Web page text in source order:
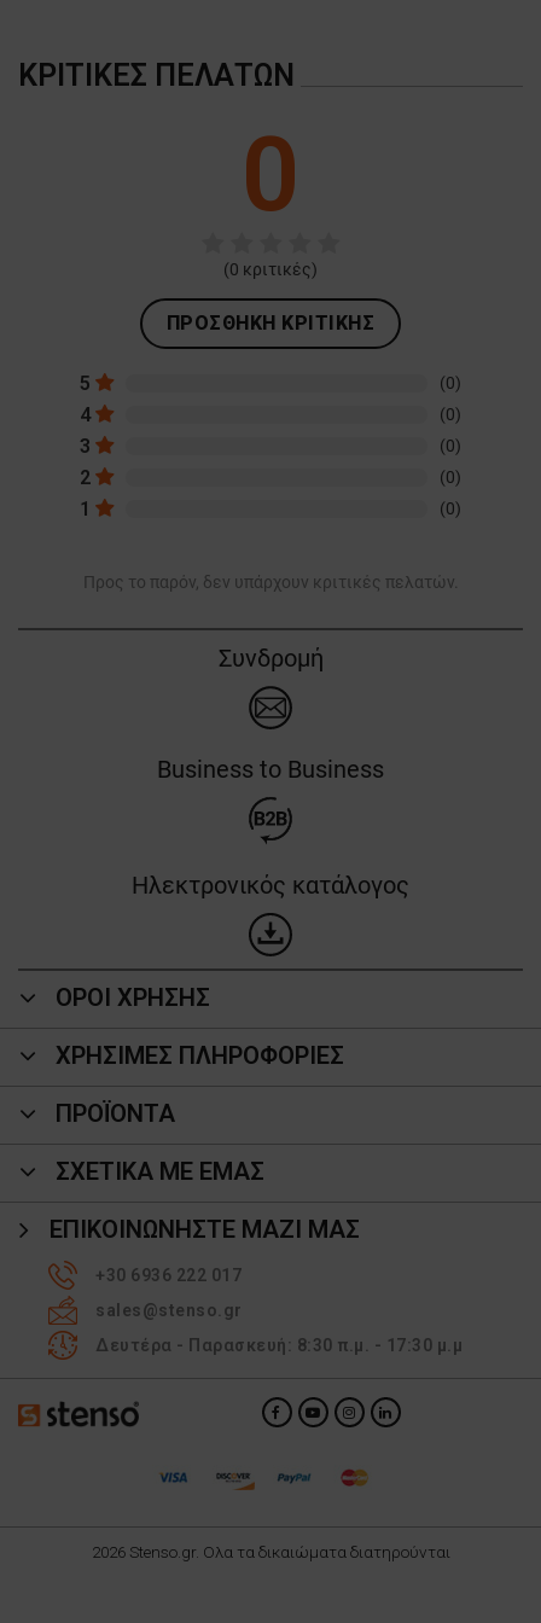
ΚΡΙΤΙΚΈΣ ΠΕΛΑΤΏΝ
0
(0 κριτικές)
ΠΡΟΣΘΉΚΗ ΚΡΙΤΙΚΉΣ
5 (0)
4 (0)
3 (0)
2 (0)
1 (0)
Προς το παρόν, δεν υπάρχουν κριτικές πελατών.
Συνδρομή
Business to Business
Ηλεκτρονικός κατάλογος
ΟΡΟΙ ΧΡΗΣΗΣ
ΧΡΗΣΙΜΕΣ ΠΛΗΡΟΦΟΡΙΕΣ
ΠΡΟΪΌΝΤΑ
ΣΧΕΤΙΚΑ ΜΕ ΕΜΑΣ
ΕΠΙΚΟΙΝΩΝΉΣΤΕ ΜΑΖΊ ΜΑΣ
+30 6936 222 017
sales@stenso.gr
Δευτέρα - Παρασκευή: 8:30 π.μ. - 17:30 μ.μ
2026 Stenso.gr. Ολα τα δικαιώματα διατηρούνται